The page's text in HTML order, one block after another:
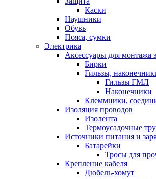
Каски
Наушники
Обувь
Пояса, сумки
Электрика
Аксессуары для монтажа
Бирки
Гильзы,
Гильзы ГМЛ
Наконечники
Клеммники,
Изоляция проводов
Изолента
Термоусадочные
Источники питания и
Батарейки
Тросы для
Крепление кабеля
Дюбель-хомут